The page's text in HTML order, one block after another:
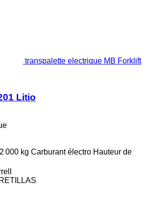
transpalette electrique MB Forklift
Litio
2 000 kg Carburant électro Hauteur de